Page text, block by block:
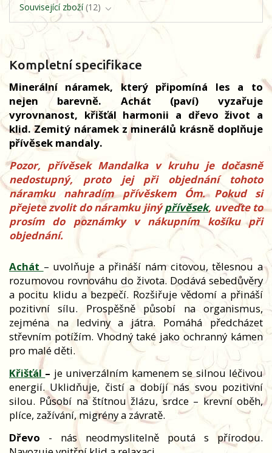
Související zboží 12
Kompletní specifikace
Minerální náramek, který připomíná les a to
nejen barevně. Achát (paví) vyzařuje
vyrovnanost, křišťál harmonii a dřevo život a
klid. Zemitý náramek z minerálů krásně doplňuje
přívěsek mandaly.
Pozor, přívěsek Mandalka v kruhu je dočasně
nedostupný, proto jej při objednání tohoto
náramku nahradím přívěskem Óm. Pokud si
přejete zvolit do náramku jinýpřívěsek, uveďte to
prosím do poznámky v nákupním košíku při
objednání.
Achát – uvolňuje a přináší nám citovou, tělesnou a
rozumovou rovnováhu do života. Dodává sebedůvěry
a pocitu klidu a bezpečí. Rozšiřuje vědomí a přináší
pozitivní sílu. Prospěšně působí na organismus,
zejména na ledviny a játra. Pomáhá předcházet
střevním potížím. Vhodný také jako ochranný kámen
pro malé děti.
Křišťál– je univerzálním kamenem se silnou léčivou
energií. Uklidňuje, čistí a dobíjí nás svou pozitivní
silou. Působí na štítnou žlázu, srdce – krevní oběh,
plíce, zažívání, migrény a závratě.
Dřevo - nás neodmyslitelně poutá s přírodou.